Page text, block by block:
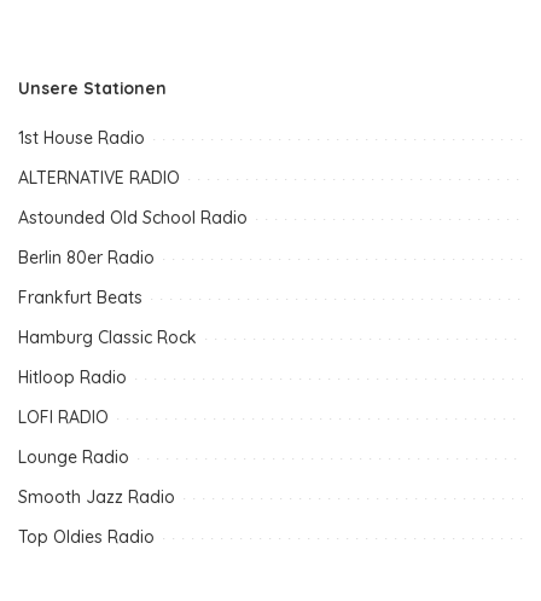
Unsere Stationen
1st House Radio
ALTERNATIVE RADIO
Astounded Old School Radio
Berlin 80er Radio
Frankfurt Beats
Hamburg Classic Rock
Hitloop Radio
LOFI RADIO
Lounge Radio
Smooth Jazz Radio
Top Oldies Radio